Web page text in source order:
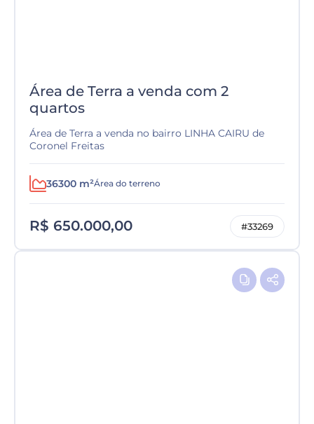
Área de Terra a venda com 2
quartos
Área de Terra a venda no bairro LINHA CAIRU de
Coronel Freitas
36300 m²Área do terreno
R$ 650.000,00 #33269